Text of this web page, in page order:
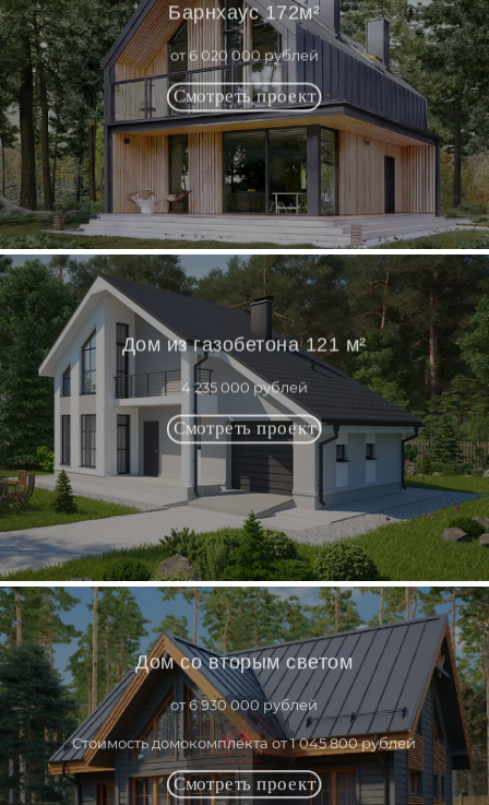
Барнхаус 172м²
от 6 020 000 рублей
Дом из газобетона 121 м²
4 235 000 рублей
Дом со вторым светом
от 6 930 000 рублей
Стоимость домокомплекта от 1 045 800 рублей